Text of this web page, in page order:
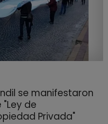
se manifestaron
de
Privada"